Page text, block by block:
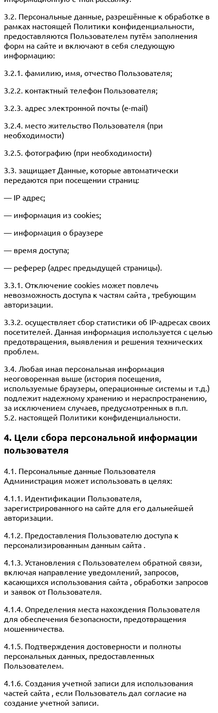
3.2. Персональные данные, разрешённые к обработке в
рамках настоящей Политики конфиденциальности,
предоставляются Пользователем путём заполнения
форм на сайте и включают в себя следующую
информацию:
3.2.1. фамилию, имя, отчество Пользователя;
3.2.2. контактный телефон Пользователя;
3.2.3. адрес электронной почты (e-mail)
3.2.4. место жительство Пользователя (при
необходимости)
3.2.5. фотографию (при необходимости)
3.3. защищает Данные, которые автоматически
передаются при посещении страниц:
— IP адрес;
— информация из cookies;
— информация о браузере
— время доступа;
— реферер (адрес предыдущей страницы).
3.3.1. Отключение cookies может повлечь
невозможность доступа к частям сайта , требующим
авторизации.
3.3.2. осуществляет сбор статистики об IP-адресах своих
посетителей. Данная информация используется с целью
предотвращения, выявления и решения технических
проблем.
3.4. Любая иная персональная информация
неоговоренная выше (история посещения,
используемые браузеры, операционные системы и т.д.)
подлежит надежному хранению и нераспространению,
за исключением случаев, предусмотренных в п.п.
5.2. настоящей Политики конфиденциальности.
4. Цели сбора персональной информации
пользователя
4.1. Персональные данные Пользователя
Администрация может использовать в целях:
4.1.1. Идентификации Пользователя,
зарегистрированного на сайте для его дальнейшей
авторизации.
4.1.2. Предоставления Пользователю доступа к
персонализированным данным сайта .
4.1.3. Установления с Пользователем обратной связи,
включая направление уведомлений, запросов,
касающихся использования сайта , обработки запросов
и заявок от Пользователя.
4.1.4. Определения места нахождения Пользователя
для обеспечения безопасности, предотвращения
мошенничества.
4.1.5. Подтверждения достоверности и полноты
персональных данных, предоставленных
Пользователем.
4.1.6. Создания учетной записи для использования
частей сайта , если Пользователь дал согласие на
создание учетной записи.